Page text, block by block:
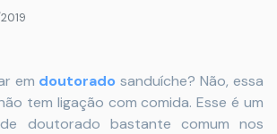
em doutorado sanduíche? Não, essa
tem ligação com comida. Esse é um
doutorado bastante comum nos